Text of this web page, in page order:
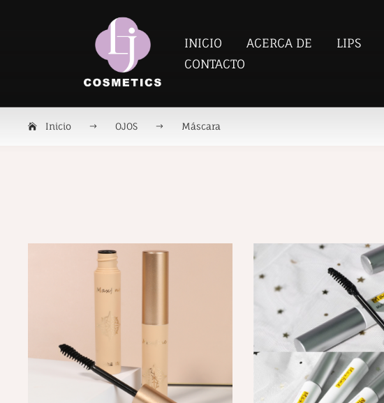
INICIO ACERCA DE LIPS
CONTACTO
Inicio OJOS Máscara